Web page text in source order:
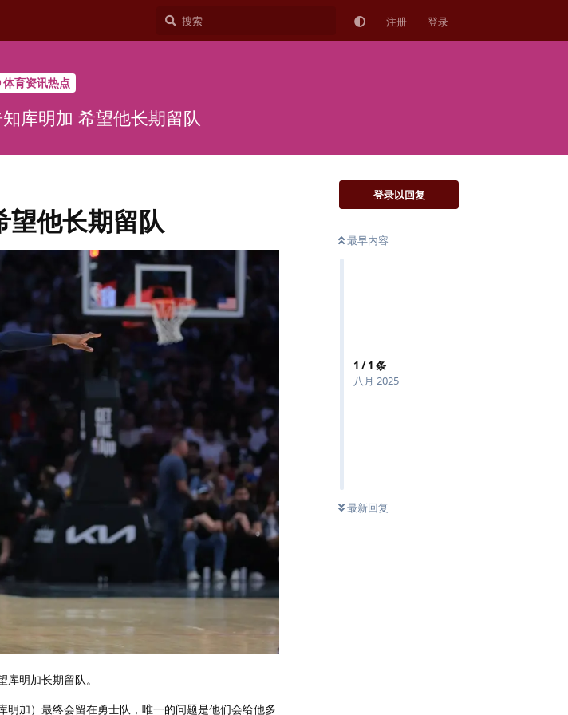
注册 登录
体育资讯热点
库明加 希望他长期留队
登录以回复
最早内容
1 /1 条
八月 2025
最新回复
望他长期留队
明加长期留队。
加）最终会留在勇士队，唯一的问题是他们会给他多